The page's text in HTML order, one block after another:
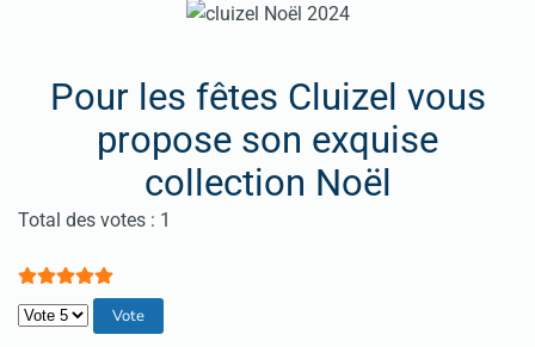
Pour les fêtes Cluizel vous
propose son exquise
collection Noël
Vote utilisateur:5/
Total des votes : 1
Veuillez voter